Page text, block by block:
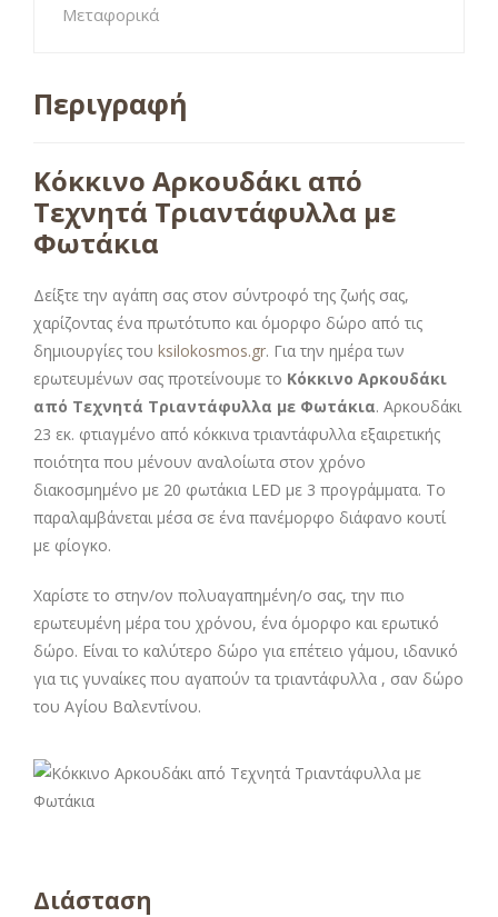
Μεταφορικά
Περιγραφή
Κόκκινο Αρκουδάκι από
Τεχνητά Τριαντάφυλλα με
Φωτάκια
Δείξτε την αγάπη σας στον σύντροφό της ζωής σας,
χαρίζοντας ένα πρωτότυπο και όμορφο δώρο από τις
δημιουργίες του ksilokosmos.gr. Για την ημέρα των
ερωτευμένων σας προτείνουμε το Κόκκινο Αρκουδάκι
από Τεχνητά Τριαντάφυλλα με Φωτάκια. Αρκουδάκι
23 εκ. φτιαγμένο από κόκκινα τριαντάφυλλα εξαιρετικής
ποιότητα που μένουν αναλοίωτα στον χρόνο
διακοσμημένο με 20 φωτάκια LED με 3 προγράμματα. Το
παραλαμβάνεται μέσα σε ένα πανέμορφο διάφανο κουτί
με φίογκο.
Χαρίστε το στην/ον πολυαγαπημένη/ο σας, την πιο
ερωτευμένη μέρα του χρόνου, ένα ΄ομορφο και ερωτικό
δώρο. Είναι το καλύτερο δώρο για επέτειο γάμου, ιδανικό
για τις γυναίκες που αγαπούν τα τριαντάφυλλα , σαν δώρο
του Αγίου Βαλεντίνου.
Διάσταση